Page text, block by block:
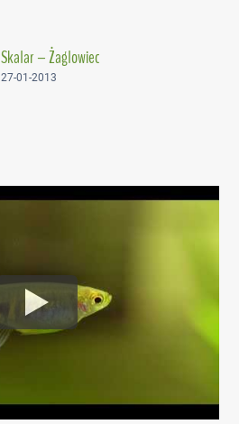
Skalar – Żaglowiec
27-01-2013